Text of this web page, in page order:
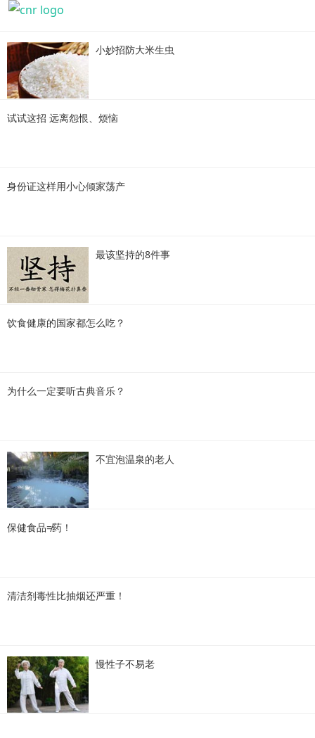
小妙招防大米生虫
试试这招 远离怨恨、烦恼
身份证这样用小心倾家荡产
最该坚持的8件事
饮食健康的国家都怎么吃？
为什么一定要听古典音乐？
不宜泡温泉的老人
保健食品≠药！
清洁剂毒性比抽烟还严重！
慢性子不易老